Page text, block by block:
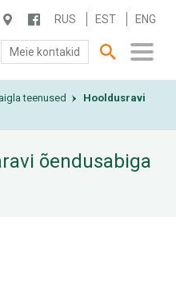
RUS EST ENG
Meie kontakid
teenused
Hooldusravi
õendusabiga